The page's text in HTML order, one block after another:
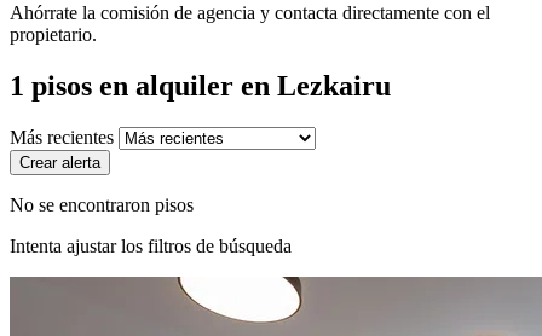
Ahórrate la comisión de agencia y contacta directamente con el
propietario.
1 pisos en alquiler en Lezkairu
Más recientes
Crear alerta
No se encontraron pisos
Intenta ajustar los filtros de búsqueda